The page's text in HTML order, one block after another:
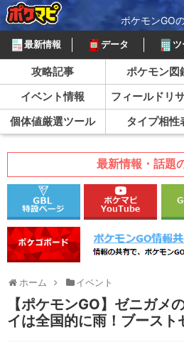
ポケモンGO
最新情報 データ
攻略記事 ポケモン図
イベント情報
フィールドリ
個体値厳選ツール
タイプ相性
最新情報・話題
ホーム イベント
【ポケモンGO】ゼニガメ
イは全国的に雨！ブースト